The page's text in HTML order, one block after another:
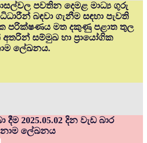
පවතින දෙමළ මාධ්‍ය ගුරු
බඳවා ගැනීම සඳහා පැවති
පරික්ෂණය මත දකුණු පළාත තුල
සම්මුඛ හා ප්‍රායෝගික
ලේඛනය.
දීම 2025.05.02 දින වැඩ බාර
ලේඛනය